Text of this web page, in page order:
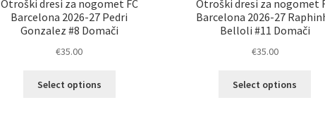
Otroški dresi za nogomet FC
Barcelona 2026-27 Pedri
Gonzalez #8 Domači
€35.00
Select options
Otroški dresi za nogomet
Barcelona 2026-27
Belloli #11 Domači
€35.00
Select options